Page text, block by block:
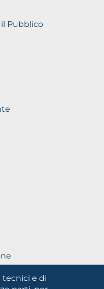
tecnici e di
il Pubblico